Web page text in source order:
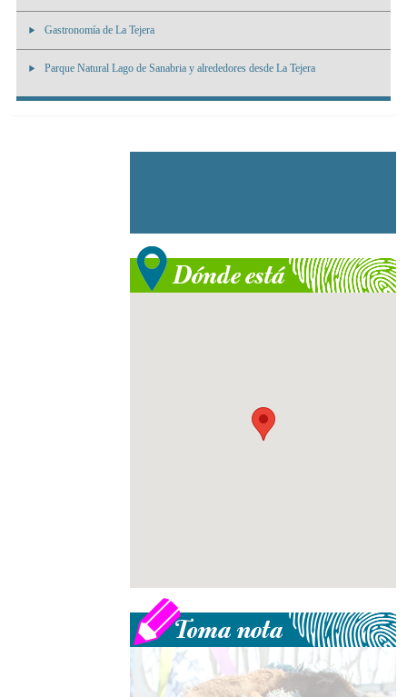
Gastronomía de La Tejera
Parque Natural Lago de Sanabria y alrededores desde La Tejera